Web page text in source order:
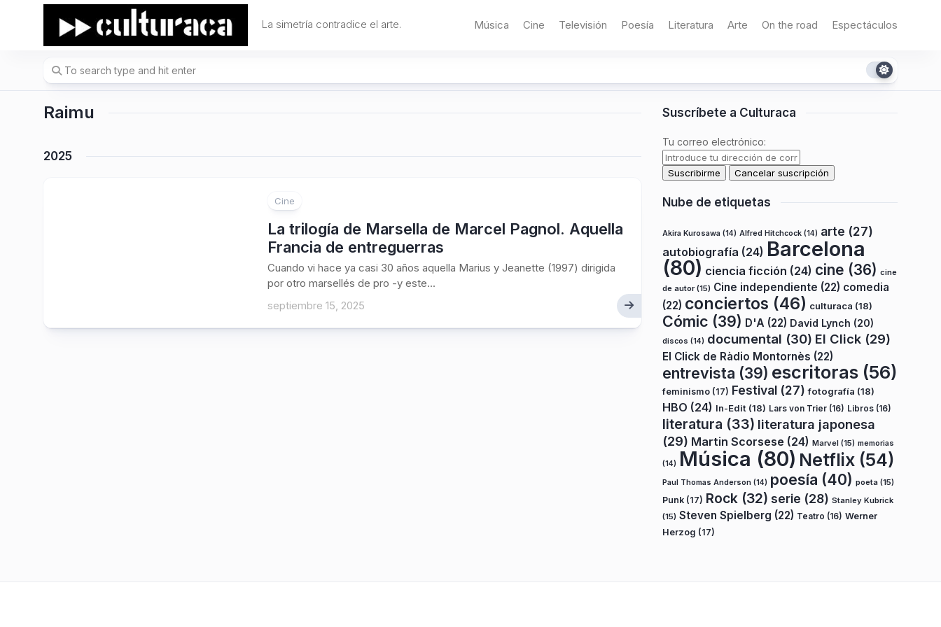
La simetría contradice el arte. Música Cine Televisión Poesía Literatura Arte On the road Espectáculos
Raimu
2025
Cine
La trilogía de Marsella de Marcel Pagnol. Aquella
Francia de entreguerras
Cuando vi hace ya casi 30 años aquella Marius y Jeanette (1997) dirigida
por otro marsellés de pro -y este...
septiembre 15, 2025
Suscríbete a Culturaca
Tu correo electrónico:
Nube de etiquetas
Akira Kurosawa (14) Alfred Hitchcock (14) arte (27)
autobiografía (24) Barcelona
(80) ciencia ficción (24) cine (36) cine
de autor(15) Cine independiente (22) comedia
(22) conciertos (46) culturaca (18)
Cómic (39) D'A (22) David Lynch (20)
discos (14) documental (30) El Click (29)
El Click de Ràdio Montornès (22)
entrevista (39) escritoras (56)
feminismo (17) Festival (27) fotografía (18)
HBO (24) In-Edit (18) Lars von Trier (16) Libros (16)
literatura (33) literatura japonesa
(29) Martin Scorsese (24) Marvel (15) memorias
(14) Música (80) Netflix (54)
Paul Thomas Anderson (14) poesía (40) poeta (15)
Punk (17) Rock (32) serie (28) Stanley Kubrick
(15) Steven Spielberg (22) Teatro (16) Werner
Herzog (17)